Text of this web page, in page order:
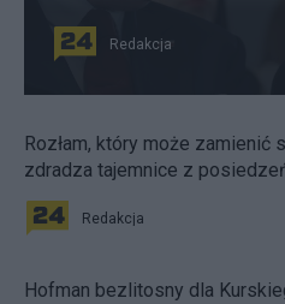
Redakcja
Rozłam, który może zamienić
zdradza tajemnice z
Redakcja
Hofman bezlitosny dla